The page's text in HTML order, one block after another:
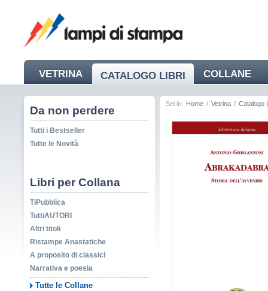
VETRINA CATALOGO LIBRI COLLANE
NEWS
Da non perdere
Tutti i Bestseller
Tutte le Novità
Libri per Collana
TiPubblica
TuttiAUTORI
Altri titoli
Ristampe Anastatiche
A proposito di classici
Narrativa e poesia
Tutte le Collane
Sei in: Home / Vetrina / Catalogo